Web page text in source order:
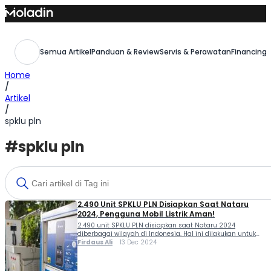
Skip
to
Semua ArtikelPanduan & ReviewServis & Perawatan
Home
/
Artikel
/
spklu pln
#spklu pln
2.490 Unit SPKLU PLN Disiapkan Saat Nataru
2024, Pengguna Mobil Listrik Aman!
2.490 unit SPKLU PLN disiapkan saat Nataru 2024
diberbagai wilayah di Indonesia. Hal ini dilakukan untuk
memudahkan pengguna mobil listrik mengisi baterai saat
Firdaus Ali 13 Dec 2024